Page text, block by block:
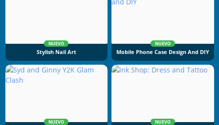
NUEVO
Stylish Nail Art
NUEVO
Mobile Phone Case Design And DIY
NUEVO NUEVO